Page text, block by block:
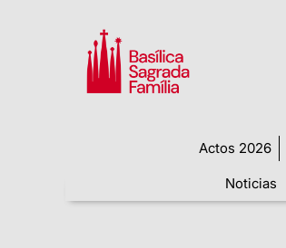
Actos 2026
Noticias